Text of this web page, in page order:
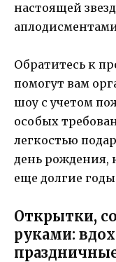
настоящей
Обратитесь к
помогут вам
шоу с учетом
особых
легкостью
день рождения,
еще долгие
Открытки,
руками: